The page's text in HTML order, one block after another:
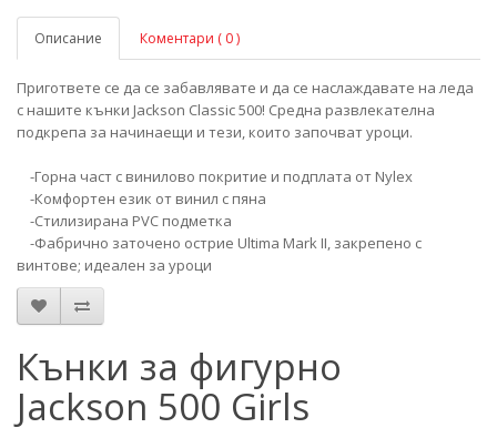
Описание Коментари ( 0 )
Пригответе се да се забавлявате и да се наслаждавате на леда
с нашите кънки Jackson Classic 500! Средна развлекателна
подкрепа за начинаещи и тези, които започват уроци.
-Горна част с винилово покритие и подплата от Nylex
-Комфортен език от винил с пяна
-Стилизирана PVC подметка
-Фабрично заточено острие Ultima Mark II, закрепено с
винтове; идеален за уроци
Кънки за фигурно
Jackson 500 Girls